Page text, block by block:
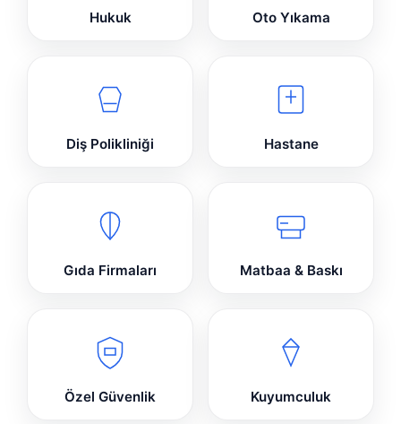
Hukuk Oto Yıkama
Diş Polikliniği Hastane
Gıda Firmaları Matbaa & Baskı
Özel Güvenlik Kuyumculuk